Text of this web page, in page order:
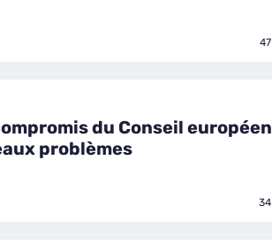
47
du Conseil européen
problèmes
34